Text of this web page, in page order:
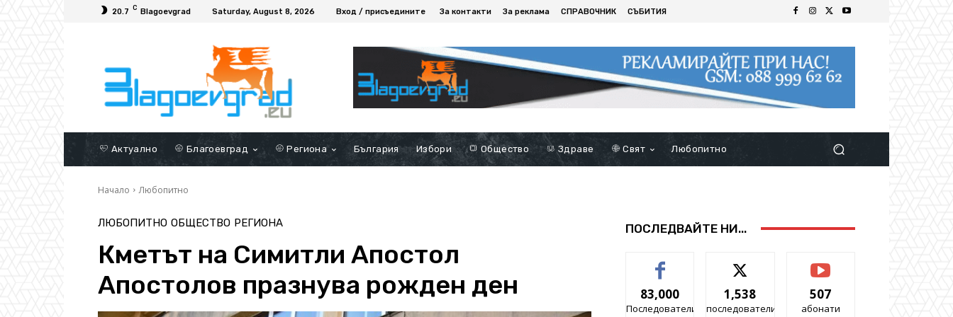
20.7 C Blagoevgrad Saturday, August 8, 2026 Вход / присъедините За контакти За реклама СПРАВОЧНИК СЪБИТИЯ
Актуално Благоевград Региона България Избори Общество Здраве Свят Любопитно
Начало Любопитно
ЛЮБОПИТНО ОБЩЕСТВО РЕГИОНА
Кметът на Симитли Апостол
Апостолов празнува рожден ден
ПОСЛЕДВАЙТЕ НИ...
83,000
Последователи
1,538
последователи
507
абонати